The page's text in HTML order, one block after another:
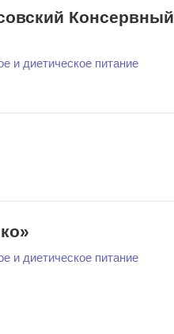
Консервный
и диетическое питание
и диетическое питание